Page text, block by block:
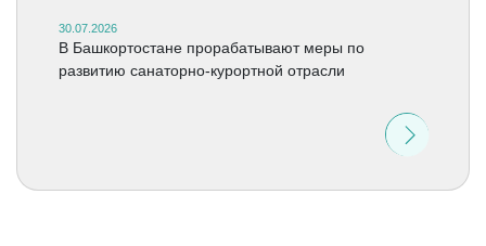
30.07.2026
В Башкортостане прорабатывают меры по
развитию санаторно-курортной отрасли